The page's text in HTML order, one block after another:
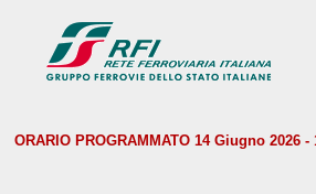
ORARIO PROGRAMMATO 14 Giugno 2026